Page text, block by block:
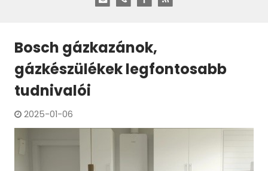
Bosch gázkazánok,
gázkészülékek legfontosabb
tudnivalói
2025-01-06